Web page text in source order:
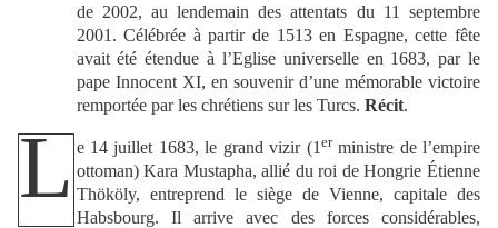
de 2002, au lendemain des attentats du 11 septembre
2001. Célébrée à partir de 1513 en Espagne, cette fête
avait été étendue à l’Eglise universelle en 1683, par le
pape Innocent XI, en souvenir d’une mémorable victoire
remportée par les chrétiens sur les Turcs. Récit.
Le 14 juillet 1683, le grand vizir (1 erministre de l’empire
ottoman) Kara Mustapha,allié du roi de Hongrie Étienne
Thököly, entreprend le siège de Vienne, capitale des
Habsbourg. Il arrive avec des forces considérables,